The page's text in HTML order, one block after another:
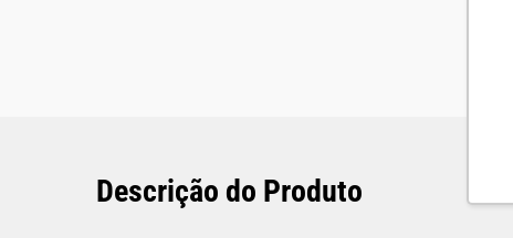
Descrição do Produto